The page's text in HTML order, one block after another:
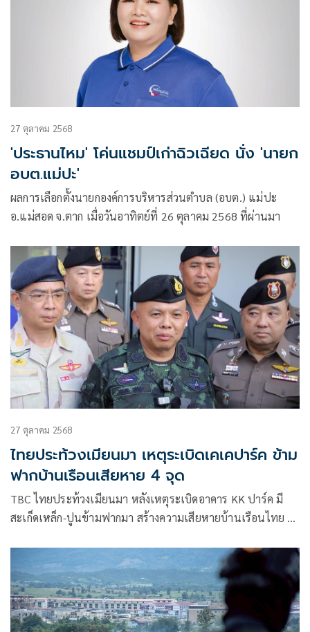
27 ตุลาคม 2568
'ประธานไหม' โค่นแชมป์เก่าฉิวเฉียด นั่ง 'นายก
อบต.แม่ปะ'
ผลการเลือกตั้งนายกองค์การบริหารส่วนตำบล (อบต.) แม่ปะ
อ.แม่สอด จ.ตาก เมื่อวันอาทิตย์ที่ 26 ตุลาคม 2568 ที่ผ่านมา
27 ตุลาคม 2568
ไทยประท้วงเมียนมา เหตุระเบิดเคเคปาร์ค ข้าม
ฟากบ้านเรือนเสียหาย 4 จุด
TBC ไทยประท้วงเมียนมา หลังเหตุระเบิดอาคาร KK ปาร์ค มี
สะเก็ดเหล็ก-ปูนข้ามฟากมา สร้างความเสียหายบ้านเรือนไทย 4